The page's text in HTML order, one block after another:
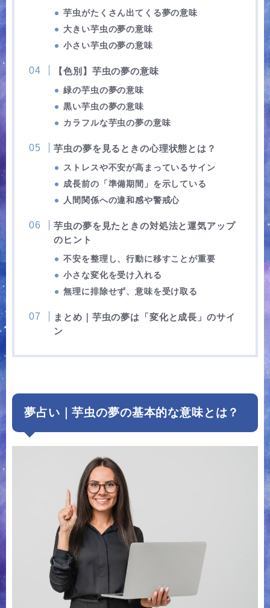
芋虫がたくさん出てくる夢の意味
大きい芋虫の夢の意味
小さい芋虫の夢の意味
【色別】芋虫の夢の意味
緑の芋虫の夢の意味
黒い芋虫の夢の意味
カラフルな芋虫の夢の意味
芋虫の夢を見るときの心理状態とは？
ストレスや不安が高まっているサイン
成長前の「準備期間」を示している
人間関係への違和感や警戒心
芋虫の夢を見たときの対処法と運気アップ
のヒント
不安を整理し、行動に移すことが重要
小さな変化を受け入れる
無理に排除せず、意味を受け取る
まとめ｜芋虫の夢は「変化と成長」のサイ
ン
夢占い｜芋虫の夢の基本的な意味とは？